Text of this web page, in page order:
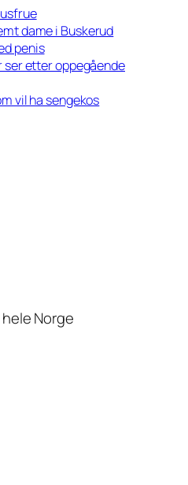
dame i Buskerud
penis
ser etter oppegående
vil ha sengekos
Norge